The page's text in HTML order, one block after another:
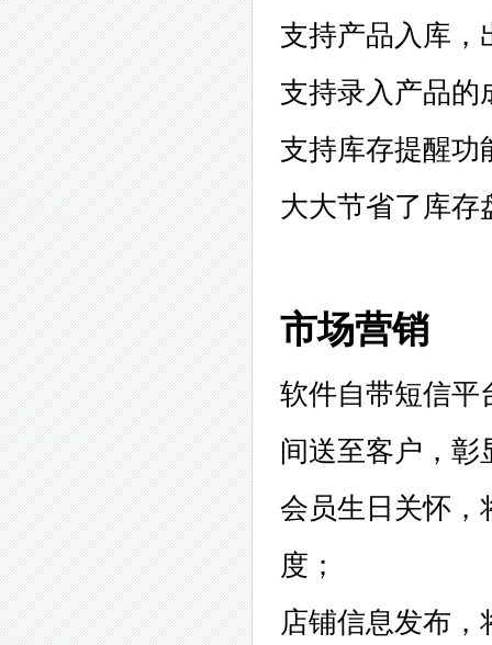
支持产品入库，
支持录入产品的
支持库存提醒功
大大节省了库存
市场营销
软件自带短信平
间送至客户，彰
会员生日关怀，
度；
店铺信息发布